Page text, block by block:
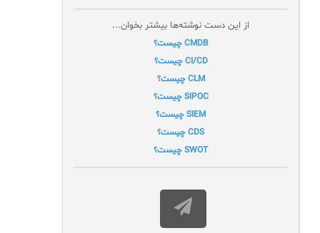
از این دست نوشته‌ها بیشتر بخوان...
CMDB چیست؟
CI/CD چیست؟
CLM چیست؟
SIPOC چیست؟
SIEM چیست؟
CDS چیست؟
SWOT چیست؟